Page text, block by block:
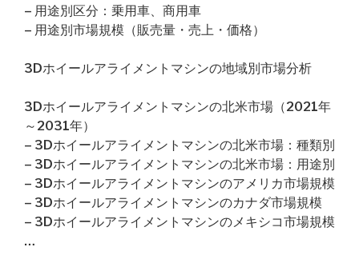
– 用途別区分：乗用車、商用車
– 用途別市場規模（販売量・売上・価格）
3Dホイールアライメントマシンの地域別市場分析
3Dホイールアライメントマシンの北米市場（2021年
～2031年）
– 3Dホイールアライメントマシンの北米市場：種類別
– 3Dホイールアライメントマシンの北米市場：用途別
– 3Dホイールアライメントマシンのアメリカ市場規模
– 3Dホイールアライメントマシンのカナダ市場規模
– 3Dホイールアライメントマシンのメキシコ市場規模
…